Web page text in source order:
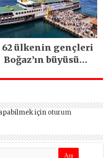
62 ülkenin gençleri
Boğaz’ın büyüsüne
için oturum